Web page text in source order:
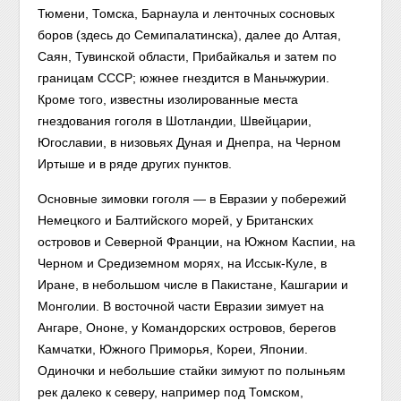
Тюмени, Томска, Барнаула и ленточных сосновых
боров (здесь до Семипалатинска), далее до Алтая,
Саян, Тувинской области, Прибайкалья и затем по
границам СССР; южнее гнездится в Маньчжурии.
Кроме того, известны изолированные места
гнездования гоголя в Шотландии, Швейцарии,
Югославии, в низовьях Дуная и Днепра, на Черном
Иртыше и в ряде других пунктов.
Основные зимовки гоголя — в Евразии у побережий
Немецкого и Балтийского морей, у Британских
островов и Северной Франции, на Южном Каспии, на
Черном и Средиземном морях, на Иссык-Куле, в
Иране, в небольшом числе в Пакистане, Кашгарии и
Монголии. В восточной части Евразии зимует на
Ангаре, Ононе, у Командорских островов, берегов
Камчатки, Южного Приморья, Кореи, Японии.
Одиночки и небольшие стайки зимуют по полыньям
рек далеко к северу, например под Томском,